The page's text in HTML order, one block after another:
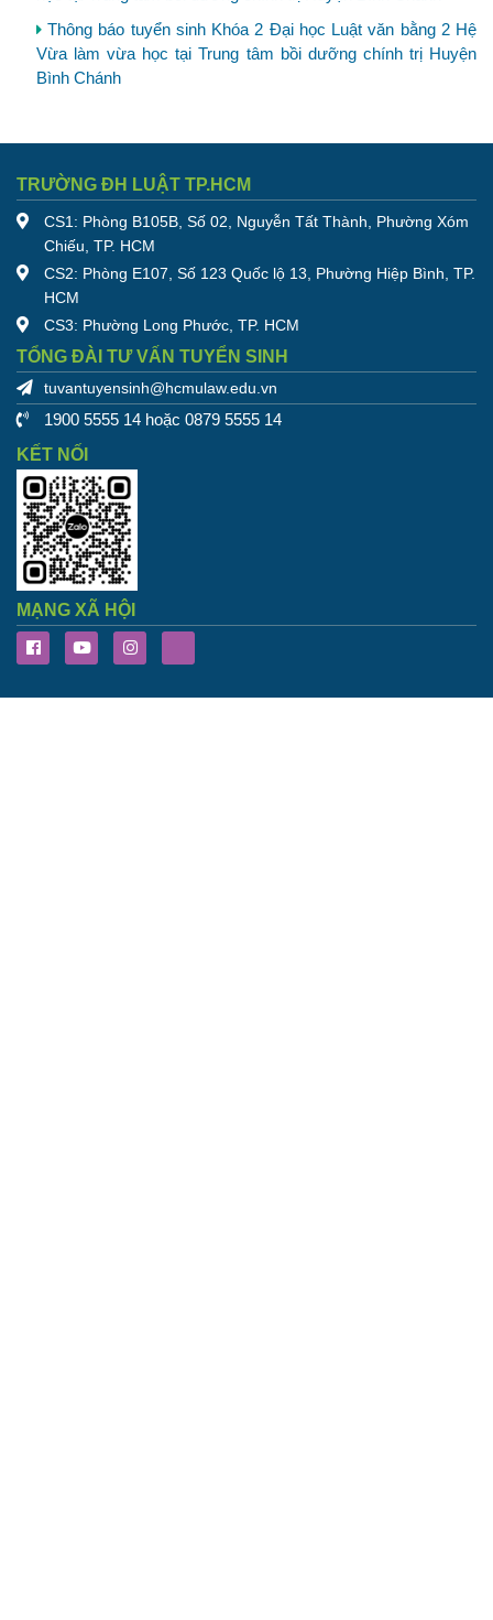
Thông báo tuyển sinh Khóa 2 Đại học Luật văn bằng 2 Hệ
Vừa làm vừa học tại Trung tâm bồi dưỡng chính trị Huyện
Bình Chánh
TRƯỜNG ĐH LUẬT TP.HCM
CS1: Phòng B105B, Số 02, Nguyễn Tất Thành, Phường Xóm
Chiếu, TP. HCM
CS2: Phòng E107, Số 123 Quốc lộ 13, Phường Hiệp Bình, TP.
HCM
CS3: Phường Long Phước, TP. HCM
TỔNG ĐÀI TƯ VẤN TUYỂN SINH
tuvantuyensinh@hcmulaw.edu.vn
1900 5555 14 hoặc 0879 5555 14
KẾT NỐI
MẠNG XÃ HỘI